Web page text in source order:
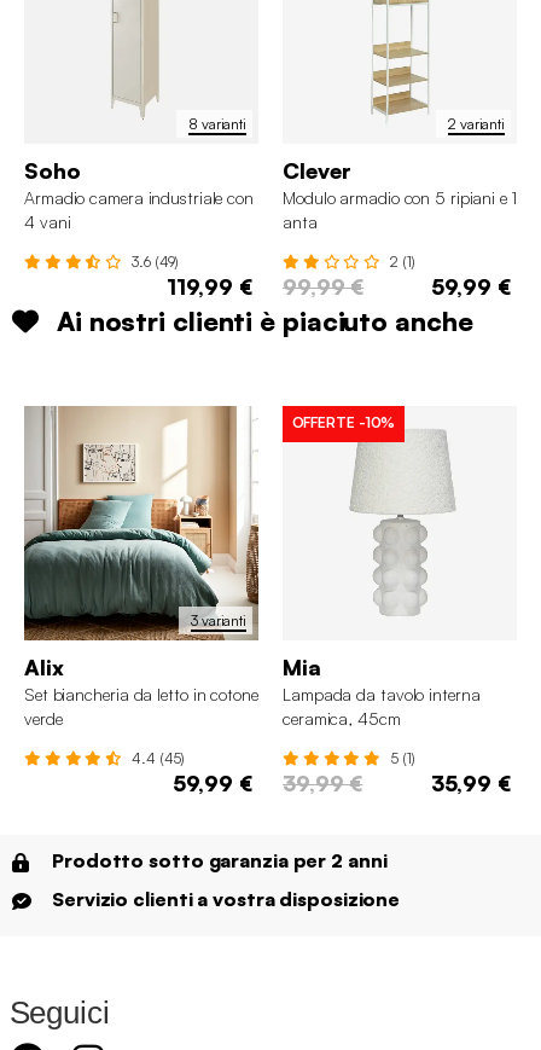
8 varianti
Soho
Armadio camera industriale con
4 vani
3.6 (49)
119,99 €
2 varianti
Clever
Modulo armadio con 5 ripiani e 1
anta
2 (1)
99,99 € 59,99 €
Ai nostri clienti è piaciuto anche
3 varianti
Alix
Set biancheria da letto in cotone
verde
4.4 (45)
59,99 €
OFFERTE -10%
Mia
Lampada da tavolo interna
ceramica, 45cm
5 (1)
39,99 € 35,99 €
Prodotto sotto garanzia per 2 anni
Servizio clienti a vostra disposizione
Seguici